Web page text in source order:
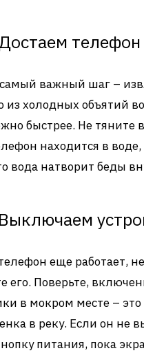
важный шаг –
из холодных объятий
быстрее. Не тяните
находится в
вода натворит беды
еще работает,
его. Поверьте,
в мокром месте – это
в реку. Если он не
питания, пока